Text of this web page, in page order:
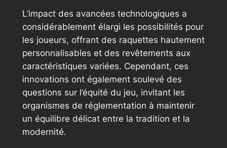
L’impact des avancées technologiques a
considérablement élargi les possibilités pour
les joueurs, offrant des raquettes hautement
personnalisables et des revêtements aux
caractéristiques variées. Cependant, ces
innovations ont également soulevé des
questions sur l’équité du jeu, invitant les
organismes de réglementation à maintenir
un équilibre délicat entre la tradition et la
modernité.